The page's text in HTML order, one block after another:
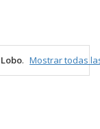
. Mostrar todas